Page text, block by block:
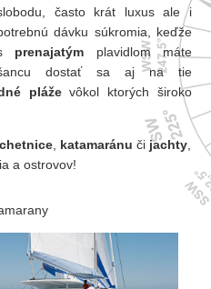
často krát luxus ale i
dávku súkromia, keďže
prenajatým plavidlom máte
dostať sa aj na tie
pláževôkol ktorých široko
katamaránu či jachty
a ostrovov!